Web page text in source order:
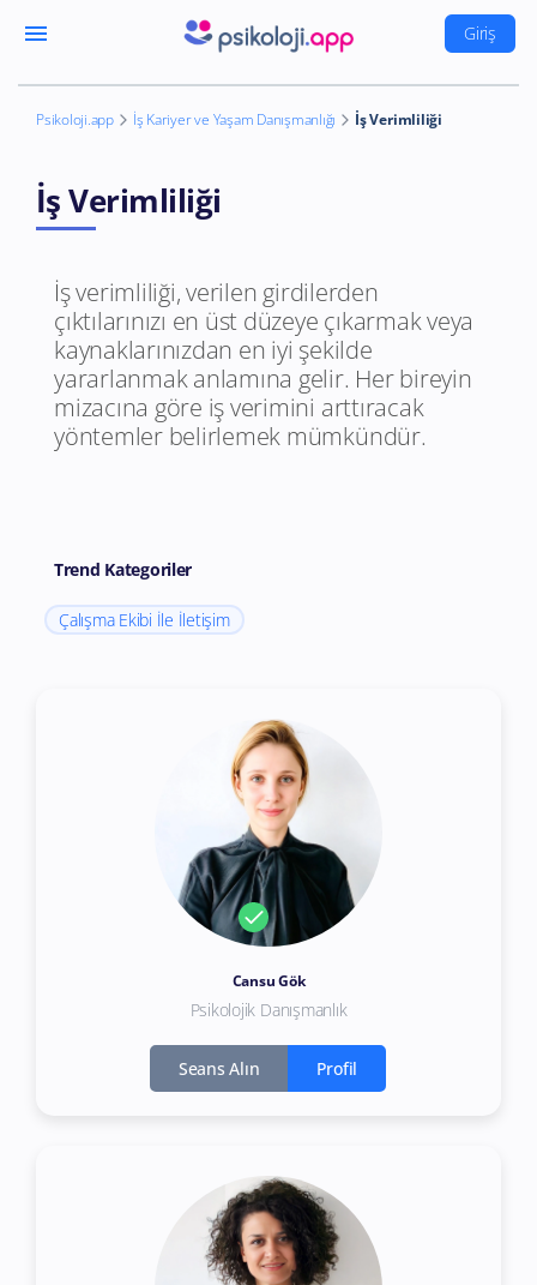
menu Giriş
Psikoloji.app İş Kariyer ve Yaşam Danışmanlığı İş Verimliliği
İş Verimliliği
İş verimliliği, verilen girdilerden
çıktılarınızı en üst düzeye çıkarmak veya
kaynaklarınızdan en iyi şekilde
yararlanmak anlamına gelir. Her bireyin
mizacına göre iş verimini arttıracak
yöntemler belirlemek mümkündür.
Trend Kategoriler
Çalışma Ekibi İle İletişim
Cansu Gök
Psikolojik Danışmanlık
Seans Alın Profil